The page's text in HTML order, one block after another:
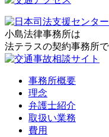
小島法律事務所は
法テラスの契約事務所
事務所概要
理念
弁護士紹介
取扱い業務
費用